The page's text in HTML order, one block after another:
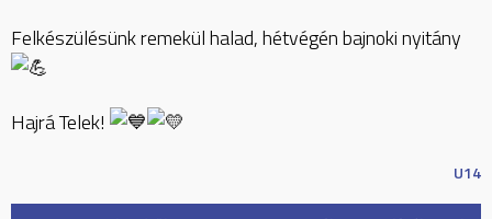
Felkészülésünk remekül halad, hétvégén bajnoki nyitány
Hajrá Telek!
U14